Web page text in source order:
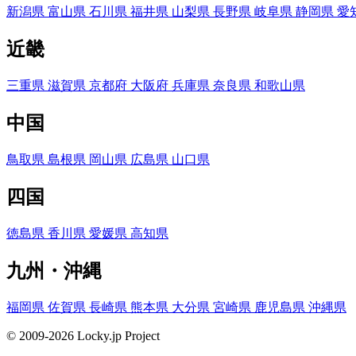
新潟県 富山県 石川県 福井県 山梨県 長野県 岐阜県 静岡県 愛
近畿
三重県 滋賀県 京都府 大阪府 兵庫県 奈良県 和歌山県
中国
鳥取県 島根県 岡山県 広島県 山口県
四国
徳島県 香川県 愛媛県 高知県
九州・沖縄
福岡県 佐賀県 長崎県 熊本県 大分県 宮崎県 鹿児島県 沖縄県
© 2009-2026 Locky.jp Project